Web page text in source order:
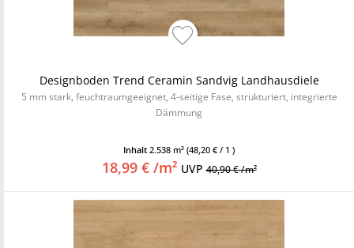
Designboden Trend Ceramin Sandvig Landhausdiele
5 mm stark, feuchtraumgeeignet, 4-seitige Fase, strukturiert, integrierte
Dämmung
Inhalt 2.538 m² (48,20 € / 1 )
18,99 € /m² UVP40,90 € /m²